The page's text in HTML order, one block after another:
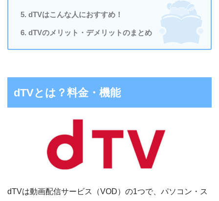
dTVはこんな人におすすめ！
dTVのメリット・デメリットのまとめ
dTVとは？料金・機能
dTVは動画配信サービス（VOD）の1つで、パソコン・ス